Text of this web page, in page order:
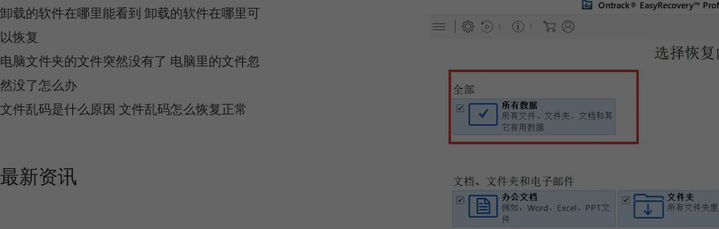
卸载的软件在哪里能看到 卸载的软件在哪里可
以恢复
电脑文件夹的文件突然没有了 电脑里的文件忽
然没了怎么办
文件乱码是什么原因 文件乱码怎么恢复正常
最新资讯